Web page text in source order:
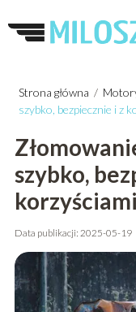
Strona główna /
szybko, bezpiecznie i z
szybko,
Data publikacji: 2025-05-19